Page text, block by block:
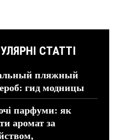
СТАТТІ
пляжный
гид модницы
парфуми: як
аромат за